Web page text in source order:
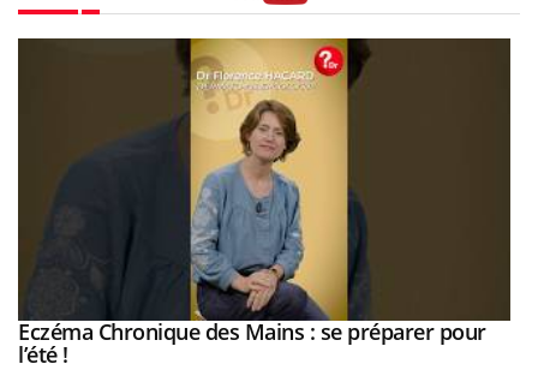
Youtube
Eczéma Chronique des Mains : se préparer pour
l’été !Youtube